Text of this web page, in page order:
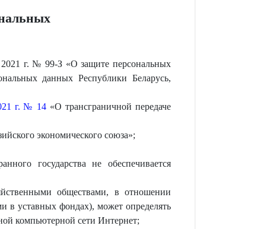
2021 г. № 99-З «О защите персональных
данных Республики Беларусь,
г. № 14 «О трансграничной передаче
экономического союза»;
государства не обеспечивается
обществами, в отношении
в уставных фондах), может определять
компьютерной сети Интернет;